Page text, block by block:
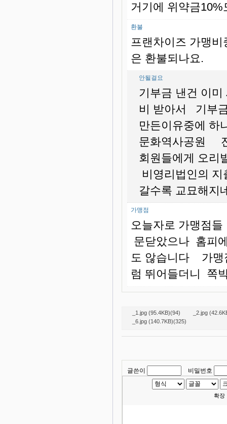
거기에 위약금
환불
프랜차이즈 가맹
은 환불되나요.
안될걸요
기부금 낸건 이
비 받아서 기부
만든이유중에
문화역사공원
회원들에게 오
비영리법인의
갈수록 교묘해지
가맹점
오늘자로 가맹점
문닫았으나 홈피
도 않습니다 가맹
럼 뛰어들더니 쪽
_1.jpg (95.4KB)(94)
_2.jpg
_6.jpg (140.7KB)(325)
글쓴이 비밀번호
확장